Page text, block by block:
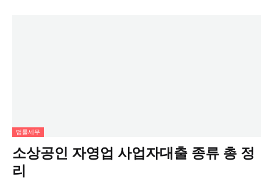
법률세무
소상공인 자영업 사업자대출 종류 총 정
리